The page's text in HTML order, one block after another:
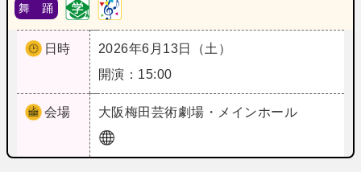
舞 踊
日時
2026年6月13日（土）
開演：15:00
会場 大阪梅田芸術劇場・メインホール